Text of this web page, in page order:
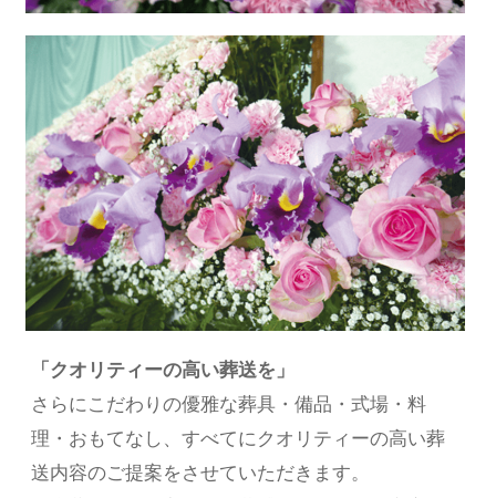
「クオリティーの高い葬送を」
さらにこだわりの優雅な葬具・備品・式場・料
理・おもてなし、すべてにクオリティーの高い葬
送内容のご提案をさせていただきます。